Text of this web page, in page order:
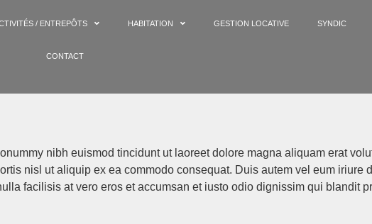
/ ENTREPÔTS HABITATION GESTION LOCATIVE SYNDIC
CONTACT
nibh euismod tincidunt ut laoreet dolore magna aliquam erat
nisl ut aliquip ex ea commodo consequat. Duis autem vel eum iriure
facilisis at vero eros et accumsan et iusto odio dignissim qui blandit